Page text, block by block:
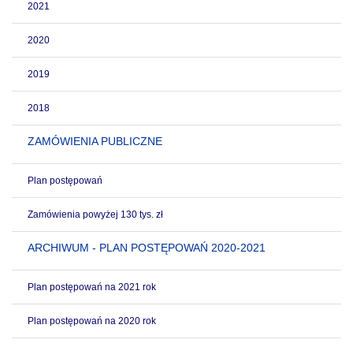
2021
2020
2019
2018
ZAMÓWIENIA PUBLICZNE
Plan postępowań
Zamówienia powyżej 130 tys. zł
ARCHIWUM - PLAN POSTĘPOWAŃ 2020-2021
Plan postępowań na 2021 rok
Plan postępowań na 2020 rok